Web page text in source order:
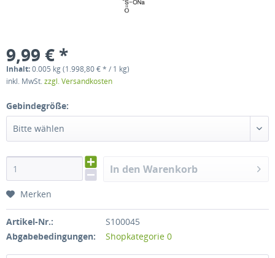
9,99 € *
Inhalt:0.005 kg (1.998,80 € * / 1 kg)
inkl. MwSt.zzgl. Versandkosten
Gebindegröße:
Bitte wählen
In den Warenkorb
Merken
Artikel-Nr.:
S100045
Abgabebedingungen:
Shopkategorie 0